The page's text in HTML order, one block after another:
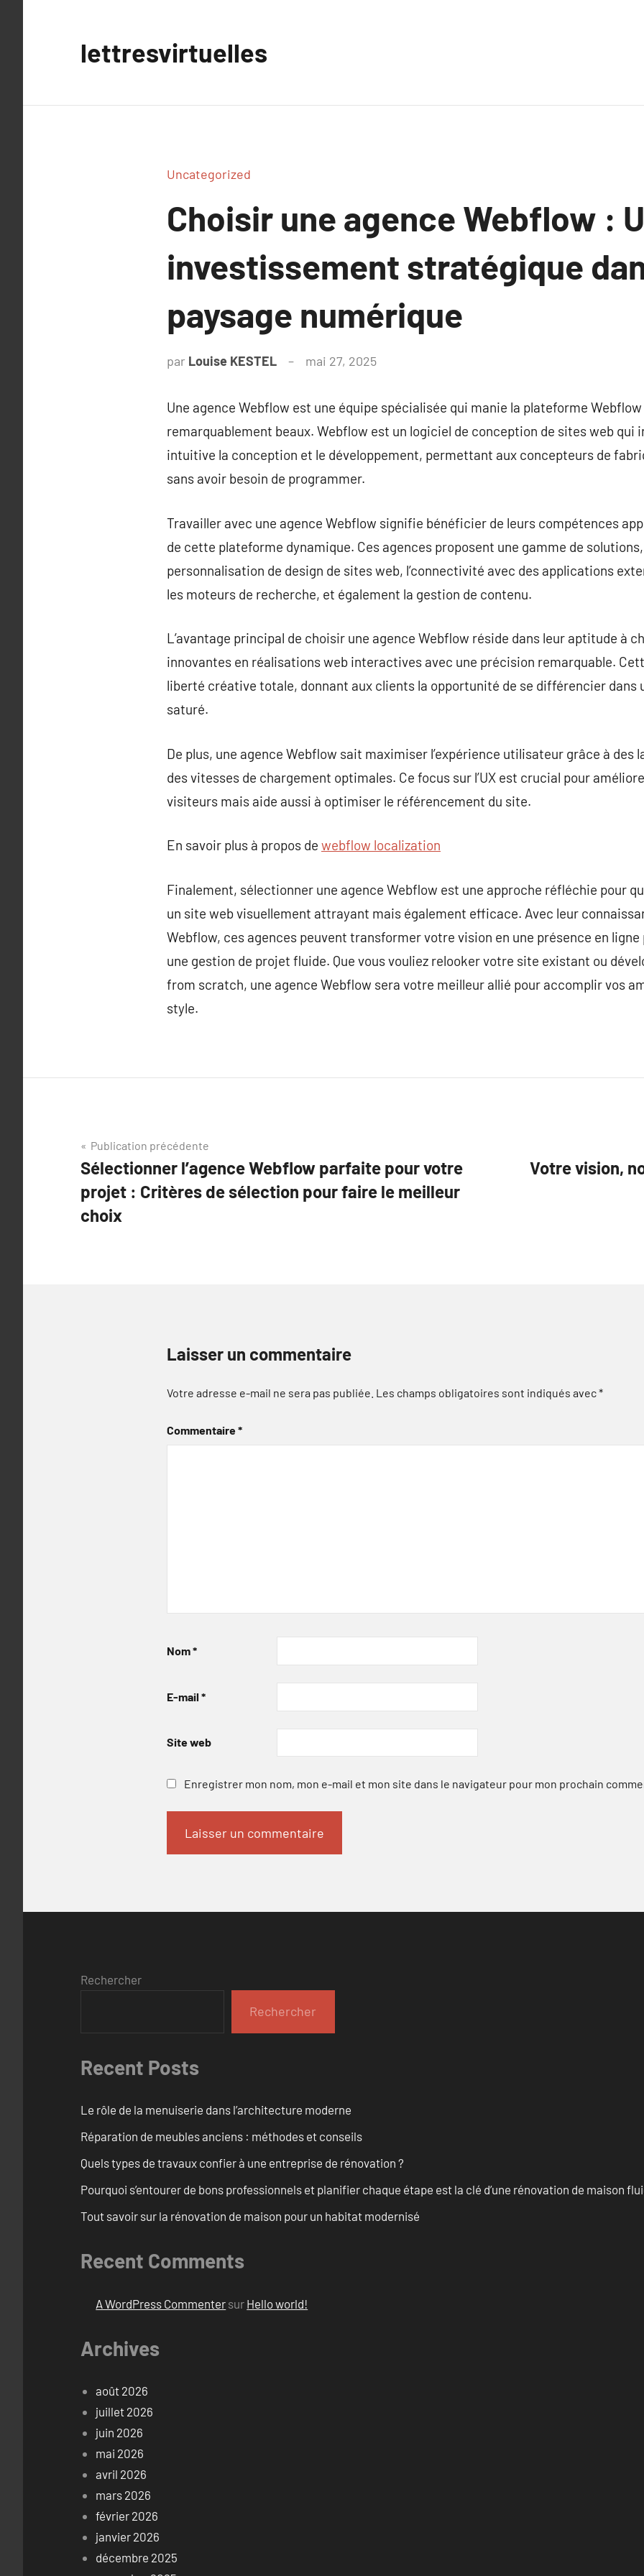
lettresvirtuelles
Uncategorized
Choisir une agence Webflow :
investissement stratégique
paysage numérique
par Louise KESTEL mai 27, 2025
Une agence Webflow est une équipe spécialisée qui manie la plateforme
remarquablement beaux. Webflow est un logiciel de conception de sites web qui
intuitive la conception et le développement, permettant aux concepteurs de
sans avoir besoin de programmer.
Travailler avec une agence Webflow signifie bénéficier de leurs compétences
de cette plateforme dynamique. Ces agences proposent une gamme de
personnalisation de design de sites web, l’connectivité avec des applications
les moteurs de recherche, et également la gestion de contenu.
L’avantage principal de choisir une agence Webflow réside dans leur aptitude à
innovantes en réalisations web interactives avec une précision remarquable.
liberté créative totale, donnant aux clients la opportunité de se différencier dans
saturé.
De plus, une agence Webflow sait maximiser l’expérience utilisateur grâce à des
des vitesses de chargement optimales. Ce focus sur l’UX est crucial pour
visiteurs mais aide aussi à optimiser le référencement du site.
En savoir plus à propos de webflow localization
Finalement, sélectionner une agence Webflow est une approche réfléchie pour
un site web visuellement attrayant mais également efficace. Avec leur
Webflow, ces agences peuvent transformer votre vision en une présence en
une gestion de projet fluide. Que vous vouliez relooker votre site existant ou
from scratch, une agence Webflow sera votre meilleur allié pour accomplir vos
style.
Navigation
de
l’article
Publication précédente
Sélectionner l’agence Webflow parfaite pour votre
projet : Critères de sélection pour faire le meilleur
choix
Votre vision,
Laisser un commentaire
Votre adresse e-mail ne sera pas publiée. Les champs obligatoires sont indiqués avec*
Commentaire*
Nom*
E-mail *
Site web
Enregistrer mon nom, mon e-mail et mon site dans le navigateur pour mon prochain
Rechercher
Rechercher
Recent Posts
Le rôle de la menuiserie dans l’architecture moderne
Réparation de meubles anciens : méthodes et conseils
Quels types de travaux confier à une entreprise de rénovation ?
Pourquoi s’entourer de bons professionnels et planifier chaque étape est la clé d’une rénovation de maison
Tout savoir sur la rénovation de maison pour un habitat modernisé
Recent Comments
A WordPress Commenter sur Hello world!
Archives
août 2026
juillet 2026
juin 2026
mai 2026
avril 2026
mars 2026
février 2026
janvier 2026
décembre 2025